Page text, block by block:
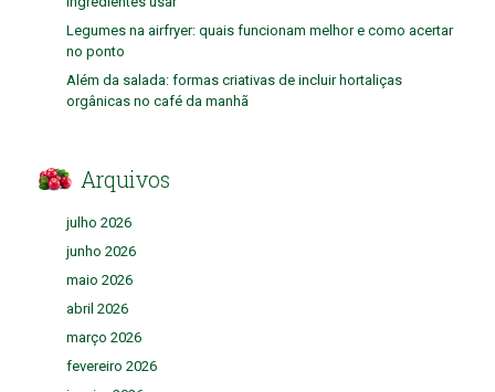
Legumes na airfryer: quais funcionam melhor e como acertar
no ponto
Além da salada: formas criativas de incluir hortaliças
orgânicas no café da manhã
Arquivos
julho 2026
junho 2026
maio 2026
abril 2026
março 2026
fevereiro 2026